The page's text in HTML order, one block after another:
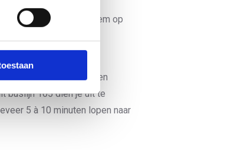
Utrecht/N224. Neem op
daarna 2 minuten
buslijn 105 dien je uit te
5 à 10 minuten lopen naar